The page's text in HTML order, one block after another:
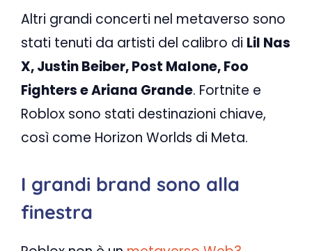
Altri grandi concerti nel metaverso sono
stati tenuti da artisti del calibro di Lil Nas
X, Justin Beiber, Post Malone, Foo
Fighters e Ariana Grande. Fortnite e
Roblox sono stati destinazioni chiave,
così come Horizon Worlds di Meta.
I grandi brand sono alla
finestra